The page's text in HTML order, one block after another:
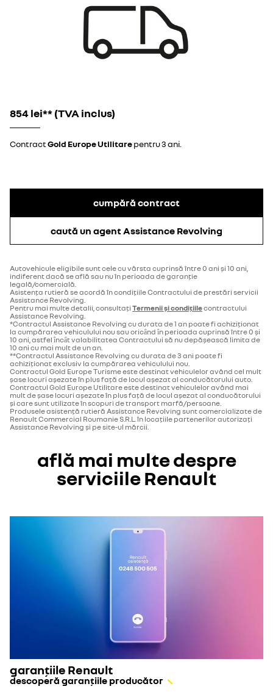
854 lei** (TVA inclus)
ContractGold Europe Utilitarepentru 3 ani.
cumpără contract
caută un agent Assistance Revolving
Autovehicule eligibile sunt cele cu vârsta cuprinsă între 0 ani și 10 ani,
indiferent dacă se află sau nu în perioada de garanţie
legală/comercială.
Asistenţa rutieră se acordă în condiţiile Contractului de prestări servicii
Assistance Revolving.
Pentru mai multe detalii, consultați Termenii și condițiilecontractului
Assistance Revolving.
*Contractul Assistance Revolving cu durata de 1 an poate fi achiziţionat
la cumpărarea vehiculului nou sau oricȃnd ȋn perioada cuprinsă între 0 şi
10 ani, astfel ȋncȃt valabilitatea Contractului să nu depăşească limita de
10 ani cu mai mult de un an.
**Contractul Assistance Revolving cu durata de 3 ani poate fi
achiziţionat exclusiv la cumpărarea vehiculului nou.
Contractul Gold Europe Turisme este destinat vehiculelor având cel mult
șase locuri așezate în plus faţă de locul așezat al conducătorului auto.
Contractul Gold Europe Utilitare este destinat vehiculelor având mai
mult de șase locuri așezate în plus faţă de locul așezat al conducătorului
şi care sunt utilizate în scopuri de transport marfă/persoane.
Produsele asistenţă rutieră Assistance Revolving sunt comercializate de
Renault Commercial Roumanie S.R.L. în locațiile partenerilor autorizaţi
Assistance Revolving și pe site-ul mărcii.
află mai multe despre
serviciile Renault
garanțiile Renault
descoperă garanțiile producător